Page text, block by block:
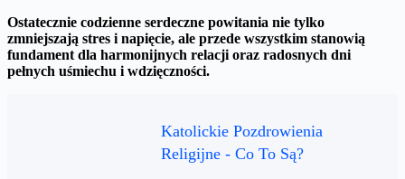
Ostatecznie codzienne serdeczne powitania nie tylko
zmniejszają stres i napięcie, ale przede wszystkim stanowią
fundament dla harmonijnych relacji oraz radosnych dni
pełnych uśmiechu i wdzięczności.
Katolickie Pozdrowienia
Religijne - Co To Są?